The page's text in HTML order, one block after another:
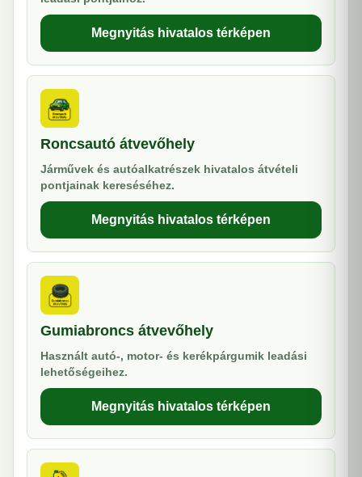
Megnyitás hivatalos térképen
Roncsautó átvevőhely
Járművek és autóalkatrészek hivatalos átvételi
pontjainak kereséséhez.
Megnyitás hivatalos térképen
Gumiabroncs átvevőhely
Használt autó-, motor- és kerékpárgumik leadási
lehetőségeihez.
Megnyitás hivatalos térképen